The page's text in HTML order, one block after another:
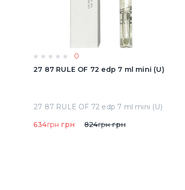
0
27 87 RULE OF 72 edp 7 ml mini (U)
27 87 RULE OF 72 edp 7 ml mini (U)
634грн грн 824грнгрн